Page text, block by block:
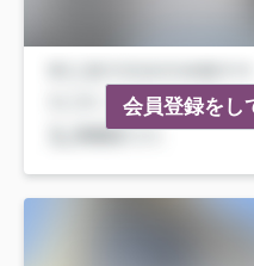
会員登録をし